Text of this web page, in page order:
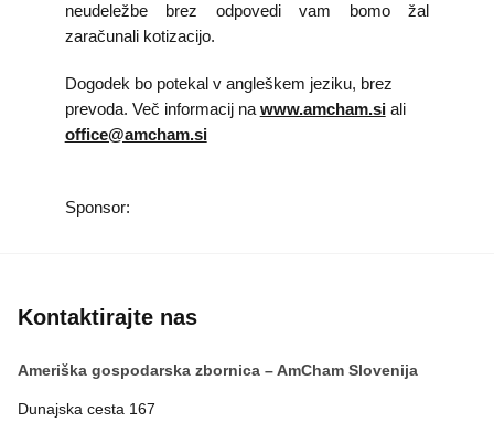
neudeležbe brez odpovedi vam bomo žal
zaračunali kotizacijo.
Dogodek bo potekal v angleškem jeziku, brez
prevoda. Več informacij na www.amcham.siali
office@amcham.si
Sponsor:
Kontaktirajte nas
Ameriška gospodarska zbornica – AmCham Slovenija
Dunajska cesta 167